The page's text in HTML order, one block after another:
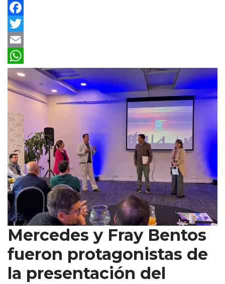
Facebook
Twitter
Email
WhatsApp
Mercedes y Fray Bentos
fueron protagonistas de
la presentación del